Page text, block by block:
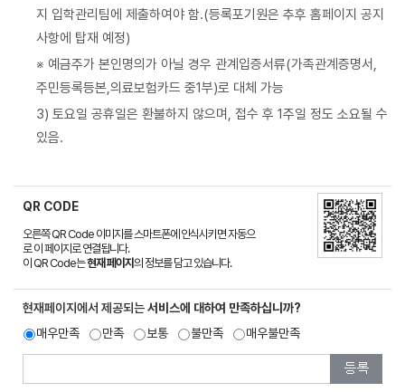
지 입학관리팀에 제출하여야 함.(등록포기원은 추후 홈페이지 공지
사항에 탑재 예정)
※ 예금주가 본인명의가 아닐 경우 관계입증서류(가족관계증명서,
주민등록등본,의료보험카드 중1부)로 대체 가능
3) 토요일 공휴일은 환불하지 않으며, 접수 후 1주일 정도 소요될 수
있음.
QR CODE
오른쪽 QR Code 이미지를 스마트폰에 인식시키면 자동으
로 이 페이지로 연결됩니다.
이 QR Code는현재 페이지의 정보를 담고 있습니다.
현재페이지에서 제공되는서비스에 대하여 만족하십니까?
매우만족
만족 보통 불만족 매우불만족